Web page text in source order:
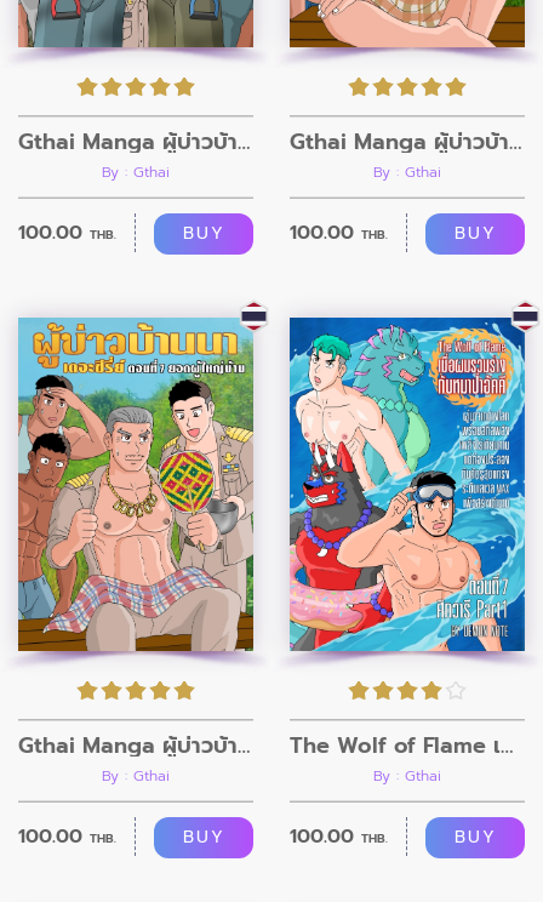
Gthai Manga ผู้บ่าวบ้านนา ตอนที่ 9 กรรมกรก่อสร้าง
By : Gthai
100.00 THB. BUY
Gthai Manga ผู้บ่าวบ้านนา ตอนที่8
By : Gthai
100.00 THB. BUY
Gthai Manga ผู้บ่าวบ้านนา ตอนที่7
By : Gthai
100.00 THB. BUY
The Wolf of Flame เมื่อผมรวมร่างกับหมาป่าอัคคี ตอนที่7
By : Gthai
100.00 THB. BUY